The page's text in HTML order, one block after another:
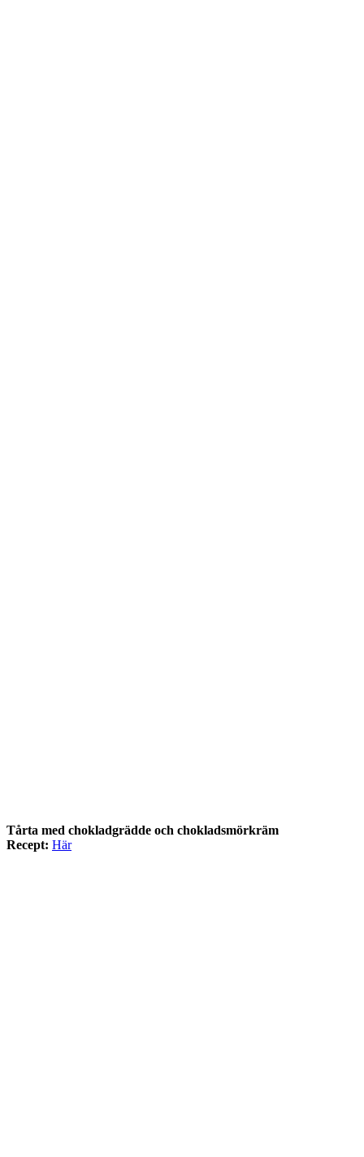
Tårta med chokladgrädde och chokladsmörkräm
Recept: Här